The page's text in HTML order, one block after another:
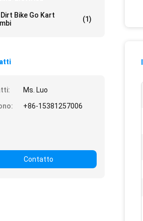
Bike Go Kart
(1)
Ms. Luo
+86-15381257006
Contatto